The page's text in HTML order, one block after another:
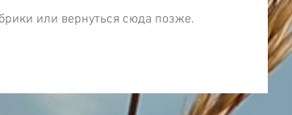
или вернуться сюда позже.